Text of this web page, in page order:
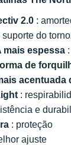
2.0 :
suporte do
mais espessa
de
acentuada
:
e
: proteção
ajuste